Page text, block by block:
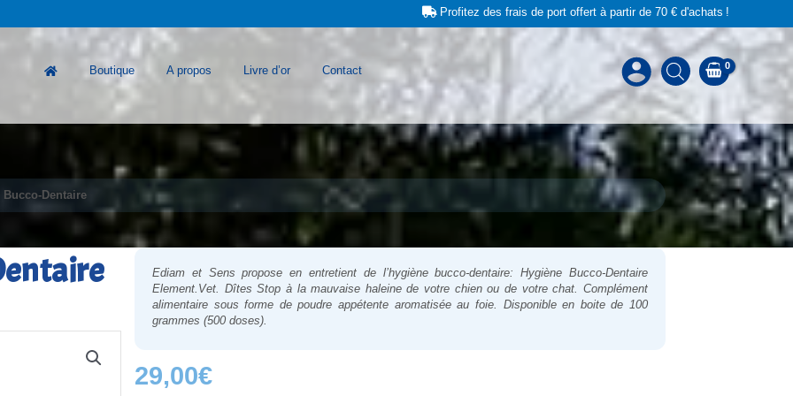
Profitez des frais de port offert à partir de 70 € d'achats !
Boutique A propos Livre d’or Contact
Dentaire
Ediam et Sens propose en entretient de l’hygiène bucco-dentaire:Hygiène Bucco-Dentaire
Element.Vet. Dîtes Stop à la mauvaise haleine de votre chien ou de votre chat. Complément
alimentaire sous forme de poudre appétente aromatisée au foie. Disponible en boite de 100
grammes (500 doses).
29,00€